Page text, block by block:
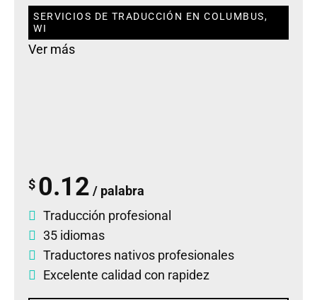
SERVICIOS DE TRADUCCIÓN EN COLUMBUS,
WI
Ver más
$ 0.12 / palabra
Traducción profesional
35 idiomas
Traductores nativos profesionales
Excelente calidad con rapidez